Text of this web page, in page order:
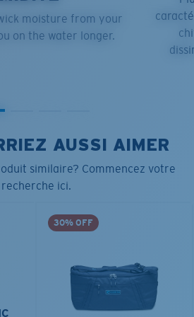
moisture from your
on the water longer.
AUSSI AIMER
similaire? Commencez votre
recherche ici.
30% OFF